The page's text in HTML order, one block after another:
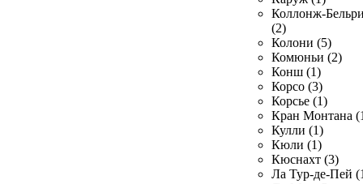
Коллонж-
(2)
Колони (5)
Комюньи (2)
Конш (1)
Корсо (3)
Корсье (1)
Кран Монтана
Кулли (1)
Кюли (1)
Кюснахт (3)
Ла Тур-де-Пей